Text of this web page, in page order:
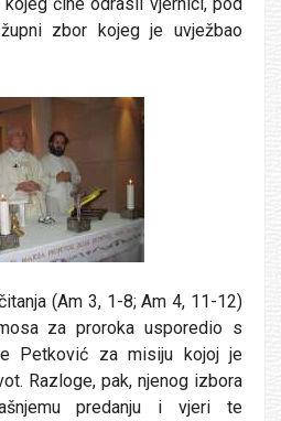
zbor kojeg je uvježbao
(Am 3, 1-8; Am 4, 11-12)
za proroka usporedio s
Petković za misiju kojoj je
Razloge, pak, njenog izbora
predanju i vjeri te